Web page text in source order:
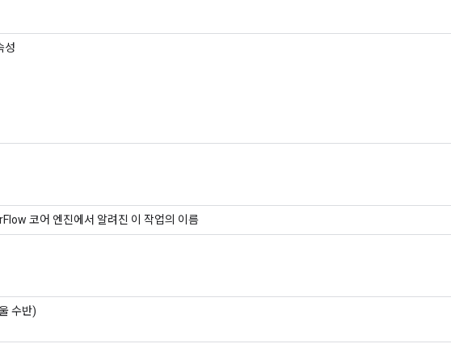
성
코어 엔진에서 알려진 이 작업의 이름
수반)